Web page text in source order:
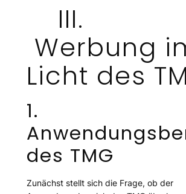
III.
Werbung
Licht des
1.
des TMG
Zunächst stellt sich die Frage, ob der